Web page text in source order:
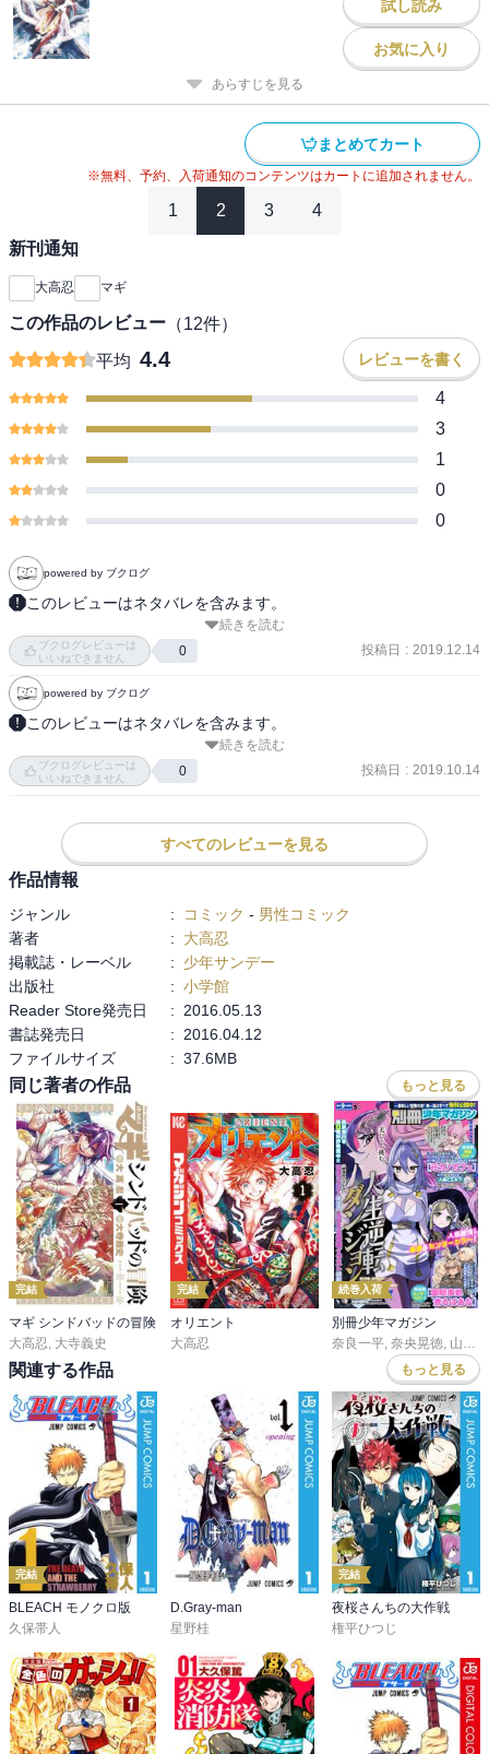
試し読み
お気に入り
あらすじを見る
まとめてカート
※無料、予約、入荷通知のコンテンツはカートに追加されません。
1 2 3 4
新刊通知
大高忍 マギ
この作品のレビュー （12件）
平均 4.4 レビューを書く
4
3
1
0
0
powered by ブクログ
このレビューはネタバレを含みます。
紅炎生存、アリババ生還で明るい流れ。
当初は白龍やシンドバッドの野望の暴走を止めるという目的意識だ
ったはずが、二人の内面の在り方もどんどん変化していて、結局二
人を倒さなくてもよくなってしまったというのがおもしろい。
アラジンとモルジアナが白龍を見張るとそれぞれ言いに来るのが、
昔の友情が形を変えて続いていて良い。
続きを読む
ブクログレビューは
いいねできません
0 投稿日 : 2019.12.14
powered by ブクログ
このレビューはネタバレを含みます。
ぎゃああっ、白瑛があっ、紅玉があっ！！　シンドバッドおじさん
がっ！？　なんでそっちの方面に？　まさか、保険がかかっていた
続きを読む
ブクログレビューは
いいねできません
0 投稿日 : 2019.10.14
すべてのレビューを見る
作品情報
ジャンル : コミック - 男性コミック
著者
:
大高忍
掲載誌・レーベル
:
少年サンデー
出版社
: 小学館
Reader Store発売日
:
2016.05.13
書誌発売日
:
2016.04.12
ファイルサイズ
: 37.6MB
同じ著者の作品 もっと見る
完結
マギ シンドバッドの冒険
大高忍, 大寺義史
完結
オリエント
大高忍
続巻入荷
別冊少年マガジン
奈良一平, 奈央晃徳, 山川直輝
関連する作品 もっと見る
完結
BLEACH モノクロ版
久保帯人
D.Gray-man
星野桂
完結
夜桜さんちの大作戦
権平ひつじ